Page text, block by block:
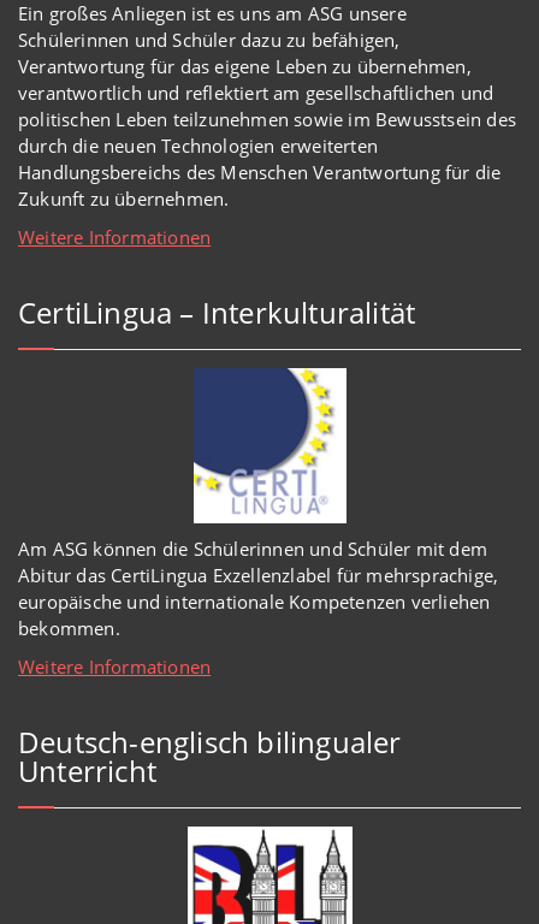
Ein großes Anliegen ist es uns am ASG unsere
Schülerinnen und Schüler dazu zu befähigen,
Verantwortung für das eigene Leben zu übernehmen,
verantwortlich und reflektiert am gesellschaftlichen und
politischen Leben teilzunehmen sowie im Bewusstsein des
durch die neuen Technologien erweiterten
Handlungsbereichs des Menschen Verantwortung für die
Zukunft zu übernehmen.
Weitere Informationen
CertiLingua – Interkulturalität
Am ASG können die Schülerinnen und Schüler mit dem
Abitur das CertiLingua Exzellenzlabel für mehrsprachige,
europäische und internationale Kompetenzen verliehen
bekommen.
Weitere Informationen
Deutsch-englisch bilingualer
Unterricht